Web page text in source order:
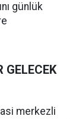
günlük
GELECEK
merkezli